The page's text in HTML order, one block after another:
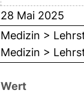
28 Mai 2025
Medizin >
Medizin >
Wert